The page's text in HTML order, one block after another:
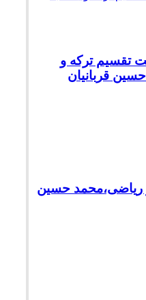
تقسیم ترکه و
قربانیان
ریاضی،محمد حسین